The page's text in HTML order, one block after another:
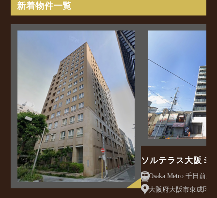
新着物件一覧
ソルテラス大阪ミ
クレアスト
大阪府大阪市東成区